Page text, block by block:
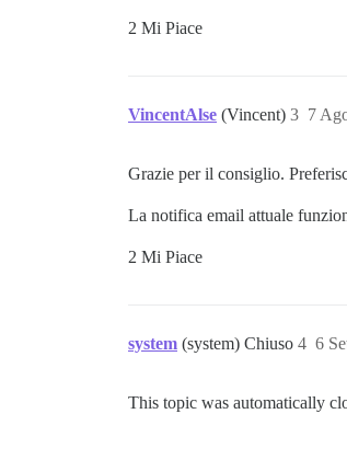
2 Mi Piace
VincentAlse (Vincent) 7
3
Grazie per il consiglio.
La notifica email attuale
2 Mi Piace
system (system) Chiuso 6
4
This topic was automatically